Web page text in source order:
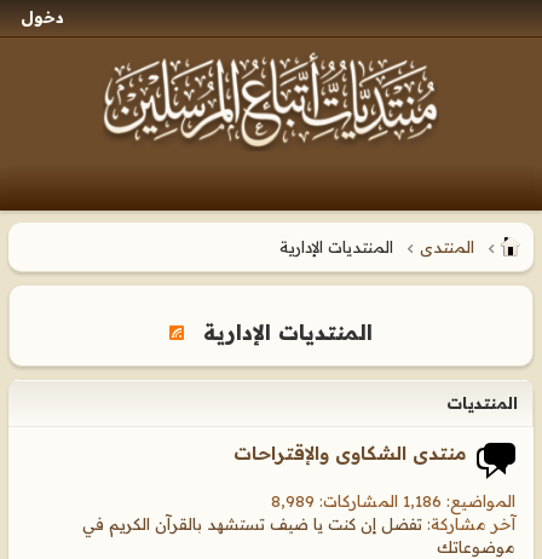
دخول
المنتدى المنتديات الإدارية
المنتديات الإدارية
المنتديات
منتدى الشكاوى والإقتراحات
المواضيع: 1,186 المشاركات: 8,989
آخر مشاركة: تفضل إن كنت يا ضيف تستشهد بالقرآن الكريم في
موضوعاتك